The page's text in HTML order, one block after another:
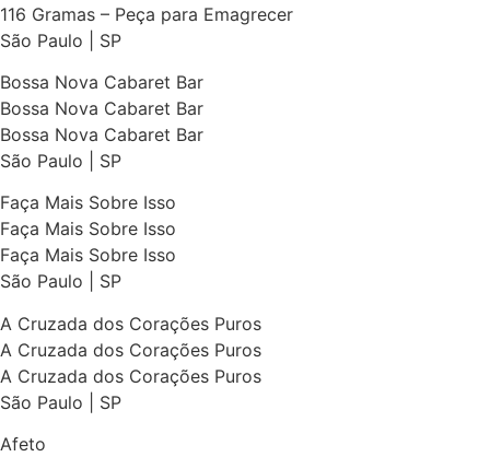
116 Gramas – Peça para Emagrecer
São Paulo | SP
Bossa Nova Cabaret Bar
Bossa Nova Cabaret Bar
Bossa Nova Cabaret Bar
São Paulo | SP
Faça Mais Sobre Isso
Faça Mais Sobre Isso
Faça Mais Sobre Isso
São Paulo | SP
A Cruzada dos Corações Puros
A Cruzada dos Corações Puros
A Cruzada dos Corações Puros
São Paulo | SP
Afeto